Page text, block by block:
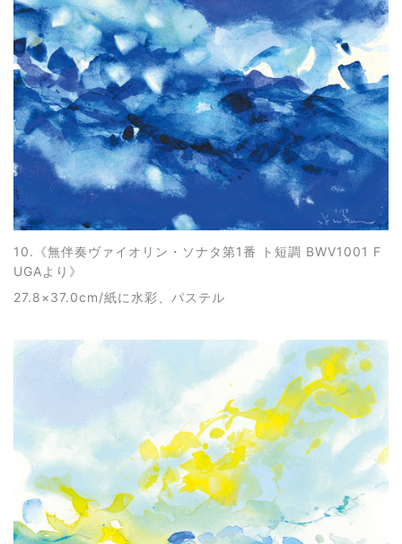
10.《無伴奏ヴァイオリン・ソナタ第1番 ト短調 BWV1001 F
UGAより 》
27.8×37.0cm/紙に水彩、パステル